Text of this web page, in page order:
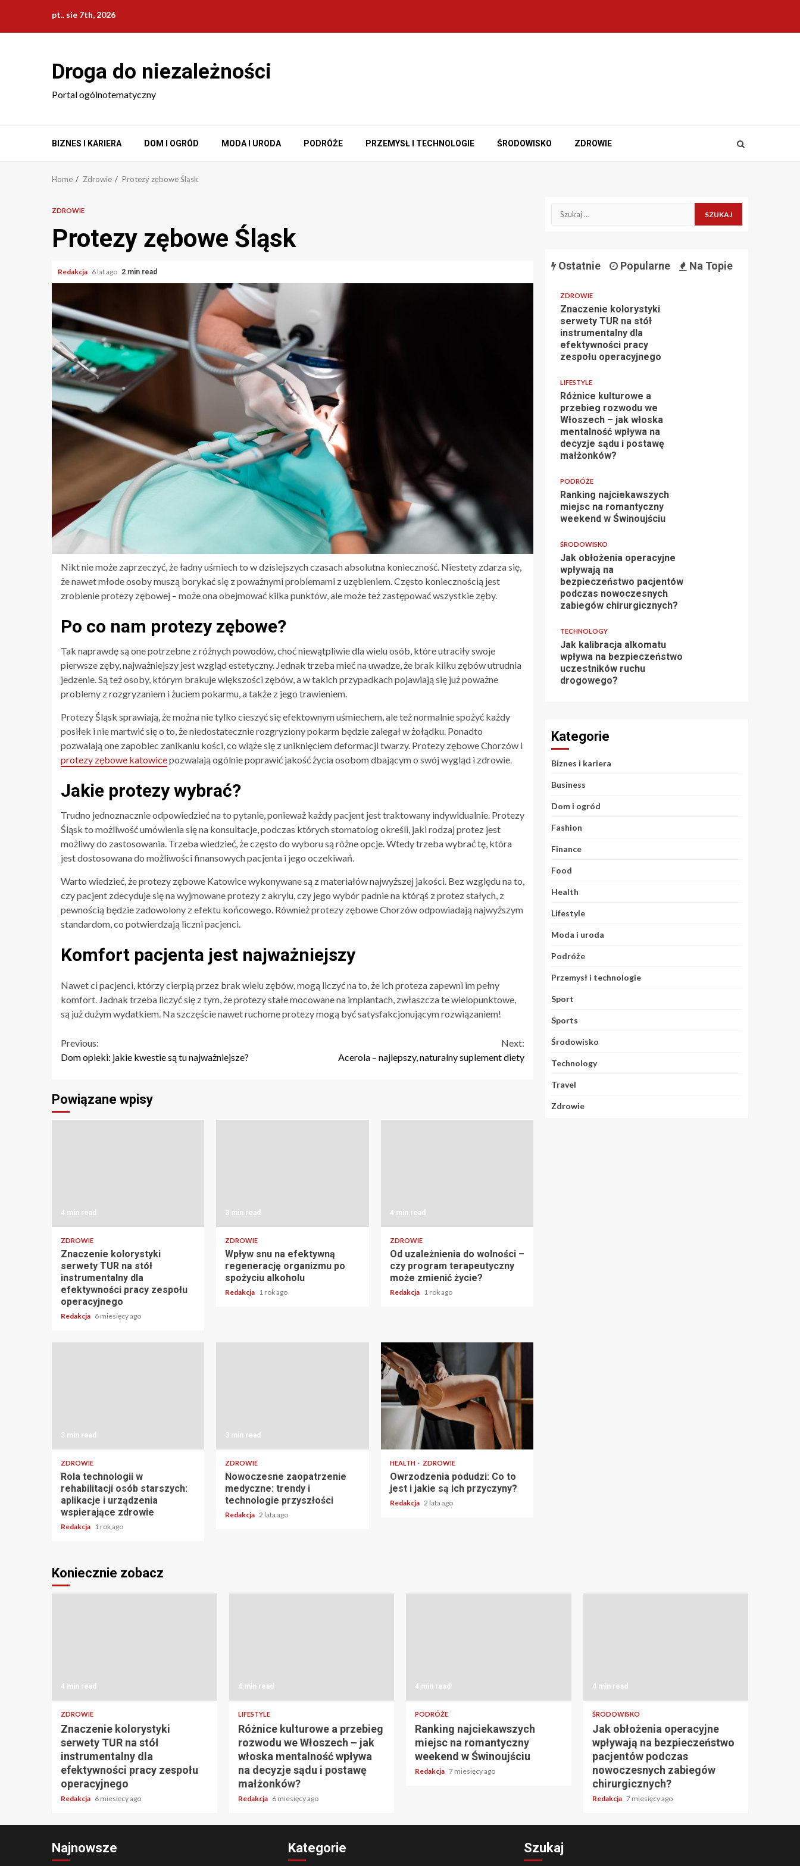
content
pt.. sie 7th, 2026
Droga do niezależności
Portal ogólnotematyczny
BIZNES I KARIERA DOM I OGRÓD MODA I URODA PODRÓŻE PRZEMYSŁ I TECHNOLOGIE ŚRODOWISKO ZDROWIE
Home Zdrowie Protezy zębowe Śląsk
ZDROWIE
Protezy zębowe Śląsk
Redakcja 6 lat ago 2 min read
Nikt nie może zaprzeczyć, że ładny uśmiech to w dzisiejszych czasach absolutna konieczność. Niestety zdarza się,
że nawet młode osoby muszą borykać się z poważnymi problemami z uzębieniem. Często koniecznością jest
zrobienie protezy zębowej – może ona obejmować kilka punktów, ale może też zastępować wszystkie zęby.
Po co nam protezy zębowe?
Tak naprawdę są one potrzebne z różnych powodów, choć niewątpliwie dla wielu osób, które utraciły swoje
pierwsze zęby, najważniejszy jest wzgląd estetyczny. Jednak trzeba mieć na uwadze, że brak kilku zębów utrudnia
jedzenie. Są też osoby, którym brakuje większości zębów, a w takich przypadkach pojawiają się już poważne
problemy z rozgryzaniem i żuciem pokarmu, a także z jego trawieniem.
Protezy Śląsk sprawiają, że można nie tylko cieszyć się efektownym uśmiechem, ale też normalnie spożyć każdy
posiłek i nie martwić się o to, że niedostatecznie rozgryziony pokarm będzie zalegał w żołądku. Ponadto
pozwalają one zapobiec zanikaniu kości, co wiąże się z uniknięciem deformacji twarzy. Protezy zębowe Chorzów i
protezy zębowe katowicepozwalają ogólnie poprawić jakość życia osobom dbającym o swój wygląd i zdrowie.
Jakie protezy wybrać?
Trudno jednoznacznie odpowiedzieć na to pytanie, ponieważ każdy pacjent jest traktowany indywidualnie. Protezy
Śląsk to możliwość umówienia się na konsultacje, podczas których stomatolog określi, jaki rodzaj protez jest
możliwy do zastosowania. Trzeba wiedzieć, że często do wyboru są różne opcje. Wtedy trzeba wybrać tę, która
jest dostosowana do możliwości finansowych pacjenta i jego oczekiwań.
Warto wiedzieć, że protezy zębowe Katowice wykonywane są z materiałów najwyższej jakości. Bez względu na to,
czy pacjent zdecyduje się na wyjmowane protezy z akrylu, czy jego wybór padnie na którąś z protez stałych, z
pewnością będzie zadowolony z efektu końcowego. Również protezy zębowe Chorzów odpowiadają najwyższym
standardom, co potwierdzają liczni pacjenci.
Komfort pacjenta jest najważniejszy
Nawet ci pacjenci, którzy cierpią przez brak wielu zębów, mogą liczyć na to, że ich proteza zapewni im pełny
komfort. Jadnak trzeba liczyć się z tym, że protezy stałe mocowane na implantach, zwłaszcza te wielopunktowe,
są już dużym wydatkiem. Na szczęście nawet ruchome protezy mogą być satysfakcjonującym rozwiązaniem!
Continue
Previous:
Dom opieki: jakie kwestie są tu najważniejsze?
Next:
Acerola – najlepszy, naturalny suplement diety
Powiązane wpisy
4 min read
ZDROWIE
Znaczenie kolorystyki
serwety TUR na stół
instrumentalny dla
efektywności pracy zespołu
operacyjnego
Redakcja 6 miesięcy ago
3 min read
ZDROWIE
Wpływ snu na efektywną
regenerację organizmu po
spożyciu alkoholu
Redakcja 1 rok ago
4 min read
ZDROWIE
Od uzależnienia do wolności –
czy program terapeutyczny
może zmienić życie?
Redakcja 1 rok ago
3 min read
ZDROWIE
Rola technologii w
rehabilitacji osób starszych:
aplikacje i urządzenia
wspierające zdrowie
Redakcja 1 rok ago
3 min read
ZDROWIE
Nowoczesne zaopatrzenie
medyczne: trendy i
technologie przyszłości
Redakcja 2 lata ago
3 min read
HEALTH ZDROWIE
Owrzodzenia podudzi: Co to
jest i jakie są ich przyczyny?
Redakcja 2 lata ago
Szukaj:
Ostatnie Popularne Na Topie
ZDROWIE
Znaczenie kolorystyki
serwety TUR na stół
instrumentalny dla
efektywności pracy
zespołu operacyjnego
LIFESTYLE
Różnice kulturowe a
przebieg rozwodu we
Włoszech – jak włoska
mentalność wpływa na
decyzje sądu i postawę
małżonków?
PODRÓŻE
Ranking najciekawszych
miejsc na romantyczny
weekend w Świnoujściu
ŚRODOWISKO
Jak obłożenia operacyjne
wpływają na
bezpieczeństwo pacjentów
podczas nowoczesnych
zabiegów chirurgicznych?
TECHNOLOGY
Jak kalibracja alkomatu
wpływa na bezpieczeństwo
uczestników ruchu
drogowego?
Kategorie
Biznes i kariera
Business
Dom i ogród
Fashion
Finance
Food
Health
Lifestyle
Moda i uroda
Podróże
Przemysł i technologie
Sport
Sports
Środowisko
Technology
Travel
Zdrowie
Koniecznie zobacz
4 min read
ZDROWIE
Znaczenie kolorystyki
serwety TUR na stół
instrumentalny dla
efektywności pracy zespołu
operacyjnego
Redakcja 6 miesięcy ago
4 min read
LIFESTYLE
Różnice kulturowe a przebieg
rozwodu we Włoszech – jak
włoska mentalność wpływa
na decyzje sądu i postawę
małżonków?
Redakcja 6 miesięcy ago
4 min read
PODRÓŻE
Ranking najciekawszych
miejsc na romantyczny
weekend w Świnoujściu
Redakcja 7 miesięcy ago
4 min read
ŚRODOWISKO
Jak obłożenia operacyjne
wpływają na bezpieczeństwo
pacjentów podczas
nowoczesnych zabiegów
chirurgicznych?
Redakcja 7 miesięcy ago
Najnowsze Kategorie Szukaj